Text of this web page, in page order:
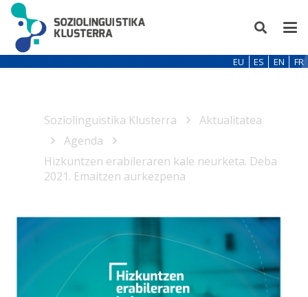
EU ES EN FR
Soziolinguistika Klusterra
Aktualitatea
Agenda
Hizkuntzen erabileraren kale neurketa. Deba
2021. Emaitzen aurkezpena